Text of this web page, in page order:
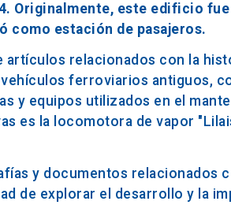
Originalmente, este edificio
como estación de pasajeros.
artículos relacionados con la
ferroviarios antiguos,
y equipos utilizados en el
es la locomotora de vapor
y documentos relacionados
de explorar el desarrollo y la